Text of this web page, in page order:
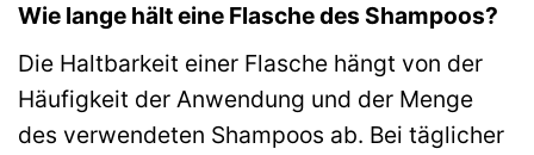
Wie lange hält eine Flasche des Shampoos?
Die Haltbarkeit einer Flasche hängt von der
Häufigkeit der Anwendung und der Menge
des verwendeten Shampoos ab. Bei täglicher